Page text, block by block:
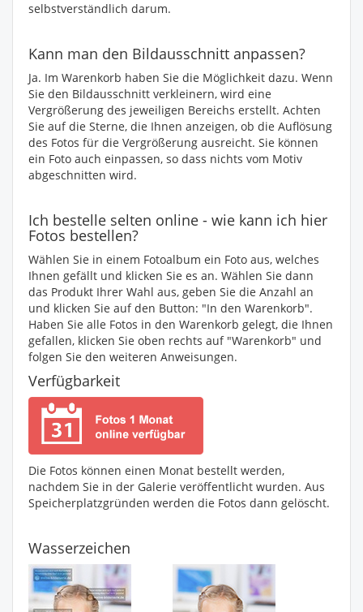
selbstverständlich darum.
Kann man den Bildausschnitt anpassen?
Ja. Im Warenkorb haben Sie die Möglichkeit dazu. Wenn
Sie den Bildausschnitt verkleinern, wird eine
Vergrößerung des jeweiligen Bereichs erstellt. Achten
Sie auf die Sterne, die Ihnen anzeigen, ob die Auflösung
des Fotos für die Vergrößerung ausreicht. Sie können
ein Foto auch einpassen, so dass nichts vom Motiv
abgeschnitten wird.
Ich bestelle selten online - wie kann ich hier
Fotos bestellen?
Wählen Sie in einem Fotoalbum ein Foto aus, welches
Ihnen gefällt und klicken Sie es an. Wählen Sie dann
das Produkt Ihrer Wahl aus, geben Sie die Anzahl an
und klicken Sie auf den Button: "In den Warenkorb".
Haben Sie alle Fotos in den Warenkorb gelegt, die Ihnen
gefallen, klicken Sie oben rechts auf "Warenkorb" und
folgen Sie den weiteren Anweisungen.
Verfügbarkeit
Die Fotos können einen Monat bestellt werden,
nachdem Sie in der Galerie veröffentlicht wurden. Aus
Speicherplatzgründen werden die Fotos dann gelöscht.
Wasserzeichen